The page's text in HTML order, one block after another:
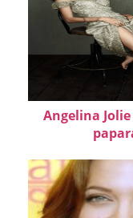
Angelina